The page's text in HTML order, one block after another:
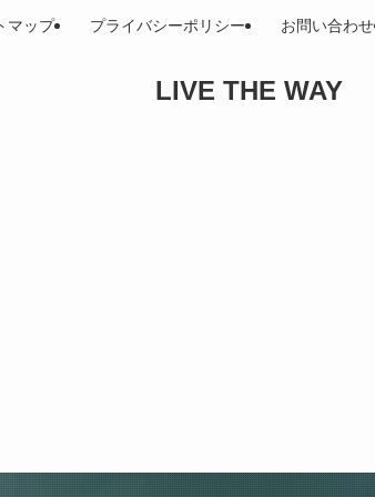
LIVE THE WAY
マップ プライバシーポリシー お問い合わせ